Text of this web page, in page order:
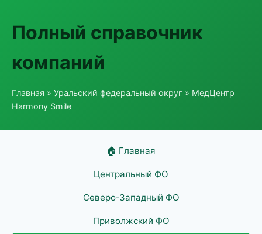
Полный справочник
компаний
Главная » Уральский федеральный округ » МедЦентр
Harmony Smile
🏠 Главная
Центральный ФО
Северо-Западный ФО
Приволжский ФО